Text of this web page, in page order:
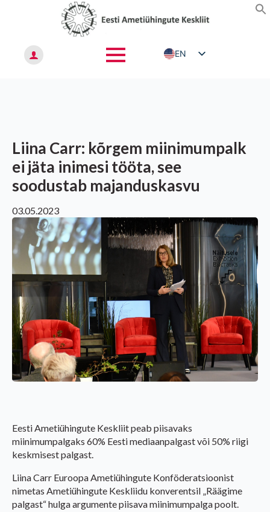
EN
Liina Carr: kõrgem miinimumpalk
ei jäta inimesi tööta, see
soodustab majanduskasvu
03.05.2023
Eesti Ametiühingute Keskliit peab piisavaks
miinimumpalgaks 60% Eesti mediaanpalgast või 50% riigi
keskmisest palgast.
Liina Carr Euroopa Ametiühingute Konföderatsioonist
nimetas Ametiühingute Keskliidu konverentsil „Räägime
palgast“ hulga argumente piisava miinimumpalga poolt.